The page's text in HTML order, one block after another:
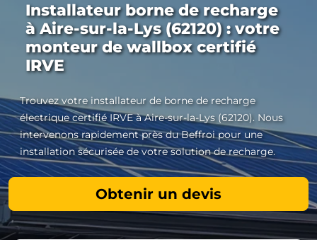
Installateur borne de recharge
à Aire-sur-la-Lys (62120) : votre
monteur de wallbox certifié
IRVE
Trouvez votre installateur de borne de recharge
électrique certifié IRVE à Aire-sur-la-Lys (62120). Nous
intervenons rapidement près du Beffroi pour une
installation sécurisée de votre solution de recharge.
Obtenir un devis